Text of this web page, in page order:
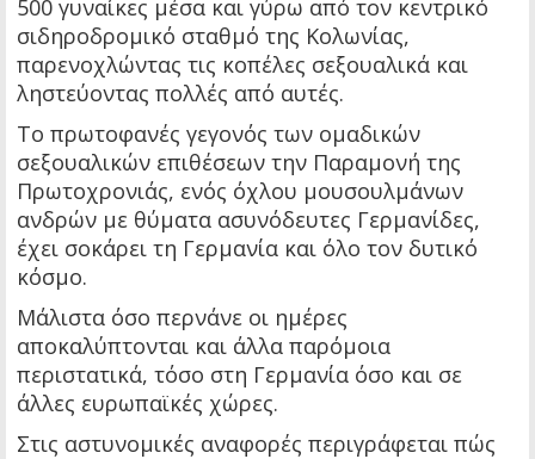
500 γυναίκες μέσα και γύρω από τον κεντρικό
σιδηροδρομικό σταθμό της Κολωνίας,
παρενοχλώντας τις κοπέλες σεξουαλικά και
ληστεύοντας πολλές από αυτές.
Το πρωτοφανές γεγονός των ομαδικών
σεξουαλικών επιθέσεων την Παραμονή της
Πρωτοχρονιάς, ενός όχλου μουσουλμάνων
ανδρών με θύματα ασυνόδευτες Γερμανίδες,
έχει σοκάρει τη Γερμανία και όλο τον δυτικό
κόσμο.
Μάλιστα όσο περνάνε οι ημέρες
αποκαλύπτονται και άλλα παρόμοια
περιστατικά, τόσο στη Γερμανία όσο και σε
άλλες ευρωπαϊκές χώρες.
Στις αστυνομικές αναφορές περιγράφεται πώς